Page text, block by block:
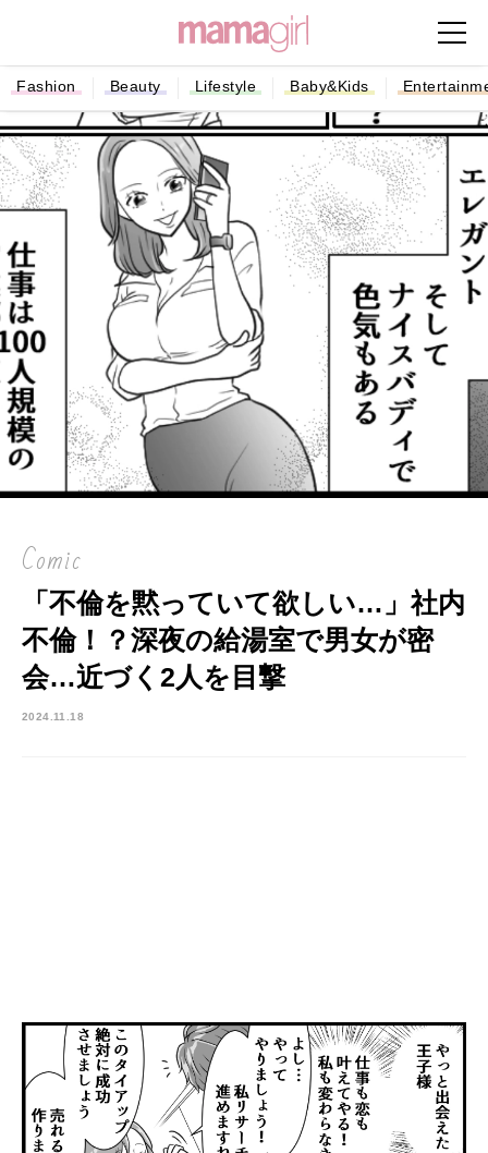
Fashion Beauty Lifestyle Baby&Kids
Comic
「不倫を黙っていて欲しい…」社内
不倫！？深夜の給湯室で男女が密
会…近づく2人を目撃
2024.11.18